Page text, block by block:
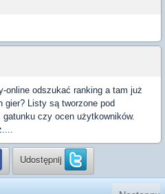
online odszukać ranking a tam już
Listy są tworzone pod
czy ocen użytkowników.
Udostępnij